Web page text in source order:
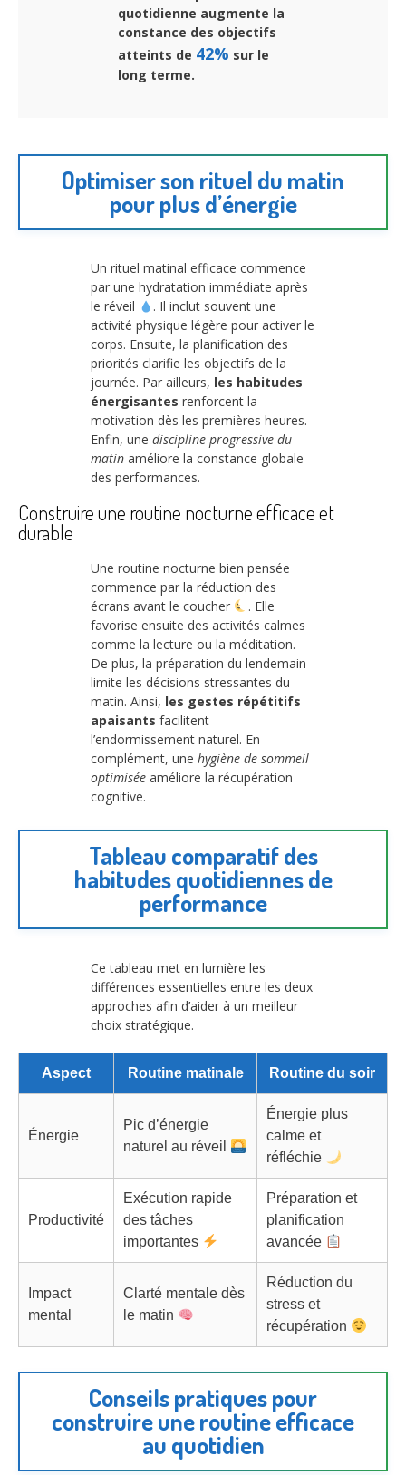
quotidienne augmente la
constance des objectifs
atteints de 42% sur le
long terme.
Optimiser son rituel du matin
pour plus d’énergie
Un rituel matinal efficace commence
par une hydratation immédiate après
le réveil
. Il inclut souvent une
activité physique légère pour activer le
corps. Ensuite, la planification des
priorités clarifie les objectifs de la
journée. Par ailleurs, les habitudes
énergisantes renforcent la
motivation dès les premières heures.
Enfin, une discipline progressive du
matin améliore la constance globale
des performances.
Construire une routine nocturne efficace et
durable
Une routine nocturne bien pensée
commence par la réduction des
écrans avant le coucher
. Elle
favorise ensuite des activités calmes
comme la lecture ou la méditation.
De plus, la préparation du lendemain
limite les décisions stressantes du
matin. Ainsi, les gestes répétitifs
apaisants facilitent
l’endormissement naturel. En
complément, une hygiène de sommeil
optimisée améliore la récupération
cognitive.
Tableau comparatif des
habitudes quotidiennes de
performance
Ce tableau met en lumière les
différences essentielles entre les deux
approches afin d’aider à un meilleur
choix stratégique.
Aspect Routine matinale Routine du soir
Énergie
Pic d’énergie
naturel au réveil
Énergie plus
calme et
réfléchie
Productivité
Exécution rapide
des tâches
importantes
Préparation et
planification
avancée
Impact
mental
Clarté mentale dès
le matin
Réduction du
stress et
récupération
Conseils pratiques pour
construire une routine efficace
au quotidien